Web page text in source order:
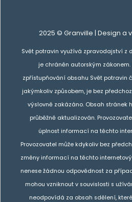
2025 © Granville | Design a
Svět potravin využívá zpravodajství z
je chráněn autorským
zpřístupňování obsahu Svět potravin
jakýmkoliv způsobem, je bez
výslovně zakázáno. Obsah stránek
průběžně aktualizován.
úplnost informací na těchto
Provozovatel může kdykoliv bez
změny informací na těchto
nenese žádnou odpovědnost za
mohou vzniknout v souvislosti s
neodpovídá za obsah sdělení,